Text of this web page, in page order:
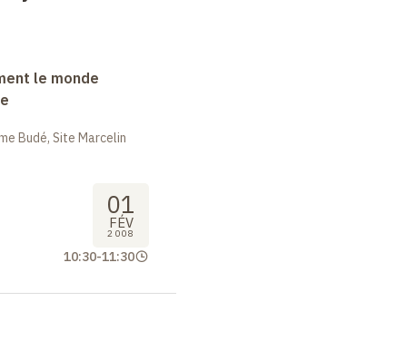
le monde
Budé, Site Marcelin
01
FÉV
2008
10:30-11:30